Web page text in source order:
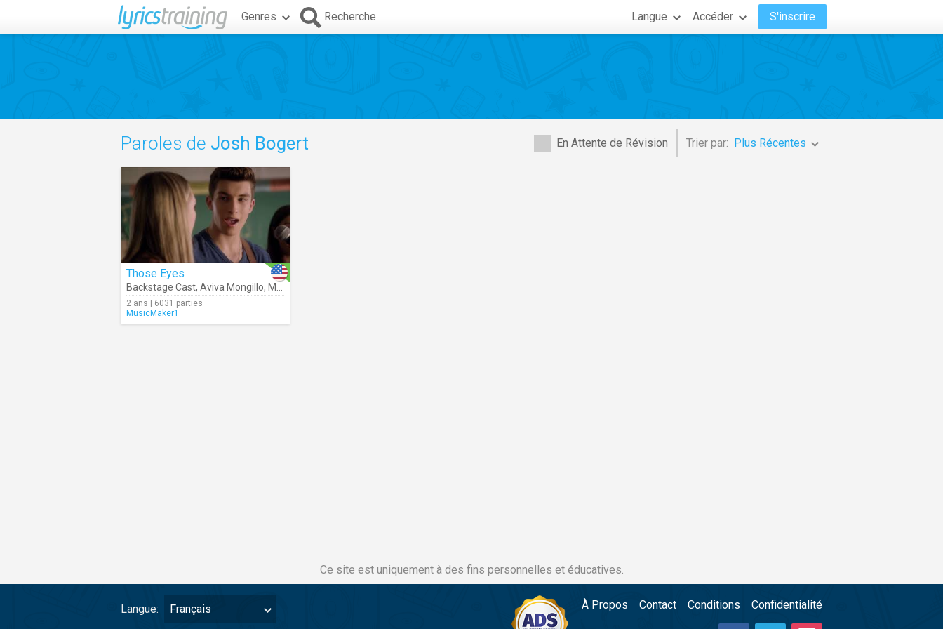
Genres Recherche Langue Accéder S'inscrire
En Attente de Révision Trier par: Plus Récentes
Paroles de Josh Bogert
Those Eyes
Backstage Cast, Aviva Mongillo, Mckenzie Small
2 ans | 6031 parties
MusicMaker1
Ce site est uniquement à des fins personnelles et éducatives.
Langue: Français À Propos Contact Conditions Confidentialité